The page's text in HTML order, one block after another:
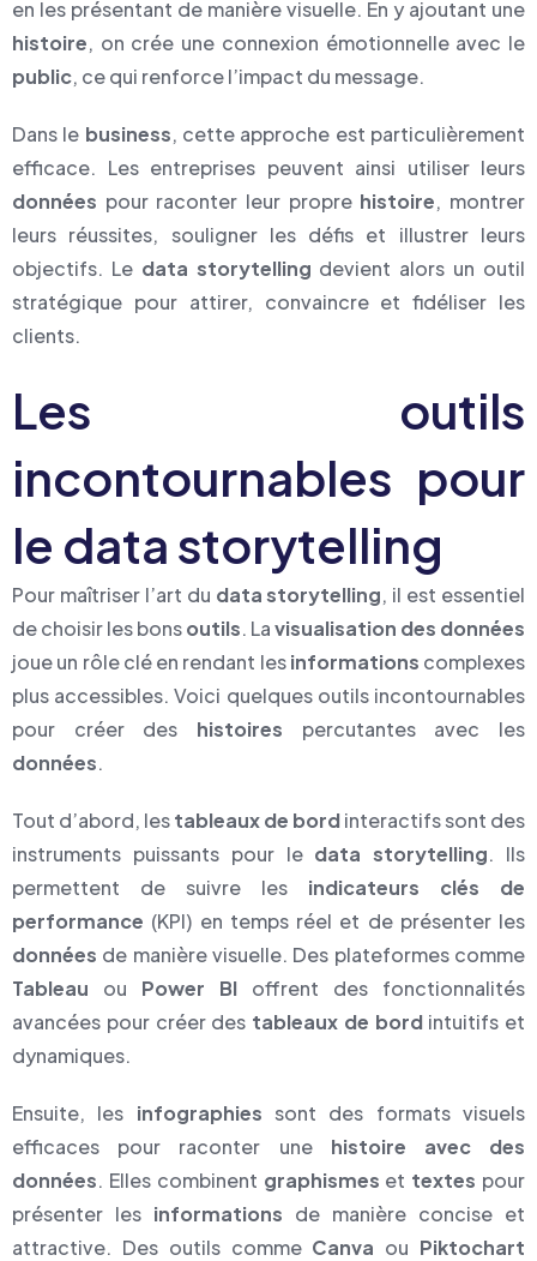
en les présentant de manière visuelle. En y ajoutant une
histoire, on crée une connexion émotionnelle avec le
public, ce qui renforce l’impact du message.
Dans le business, cette approche est particulièrement
efficace. Les entreprises peuvent ainsi utiliser leurs
données pour raconter leur propre histoire, montrer
leurs réussites, souligner les défis et illustrer leurs
objectifs. Le data storytelling devient alors un outil
stratégique pour attirer, convaincre et fidéliser les
clients.
Les outils
incontournables pour
le data storytelling
Pour maîtriser l’art du data storytelling, il est essentiel
de choisir les bonsoutils. Lavisualisation des données
joue un rôle clé en rendant lesinformations complexes
plus accessibles. Voici quelques outils incontournables
pour créer des histoires percutantes avec les
données.
Tout d’abord, lestableaux de bordinteractifs sont des
instruments puissants pour le data storytelling. Ils
permettent de suivre les indicateurs clés de
performance (KPI) en temps réel et de présenter les
données de manière visuelle. Des plateformes comme
Tableau ou Power BI offrent des fonctionnalités
avancées pour créer des tableaux de bordintuitifs et
dynamiques.
Ensuite, les infographies sont des formats visuels
efficaces pour raconter une histoire avec des
données. Elles combinent graphismes et textes pour
présenter les informations de manière concise et
attractive. Des outils comme Canva ou Piktochart